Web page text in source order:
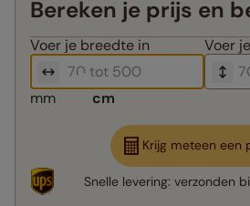
Bereken je prijs en
Voer je breedte in Voer je
mm cm
Krijg meteen een
Snelle levering: verzonden